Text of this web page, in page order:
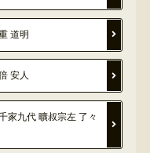
道明
安人
家九代 曠叔宗左 了々